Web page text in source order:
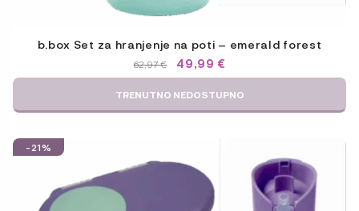
b.box Set za hranjenje na poti – emerald forest
62,97€
IZVIRNA
CENA
JE
BILA:
62,97 €.
49,99 €
CENA
JE:
49,99 €.
TRENUTNO NEDOSTUPNO
-21%